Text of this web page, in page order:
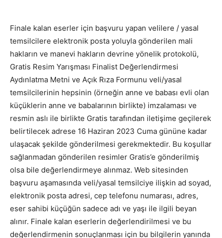
Finale kalan eserler için başvuru yapan velilere / yasal
temsilcilere elektronik posta yoluyla gönderilen mali
hakların ve manevi hakların devrine yönelik protokolü,
Gratis Resim Yarışması Finalist Değerlendirmesi
Aydınlatma Metni ve Açık Rıza Formunu veli/yasal
temsilcilerinin hepsinin (örneğin anne ve babası evli olan
küçüklerin anne ve babalarının birlikte) imzalaması ve
resmin aslı ile birlikte Gratis tarafından iletişime geçilerek
belirtilecek adrese 16 Haziran 2023 Cuma gününe kadar
ulaşacak şekilde gönderilmesi gerekmektedir. Bu koşullar
sağlanmadan gönderilen resimler Gratis’e gönderilmiş
olsa bile değerlendirmeye alınmaz. Web sitesinden
başvuru aşamasında veli/yasal temsilciye ilişkin ad soyad,
elektronik posta adresi, cep telefonu numarası, adres,
eser sahibi küçüğün sadece adı ve yaşı ile ilgili beyan
alınır. Finale kalan eserlerin değerlendirilmesi ve bu
değerlendirmenin sonuçlanması için bu bilgilerin yanında